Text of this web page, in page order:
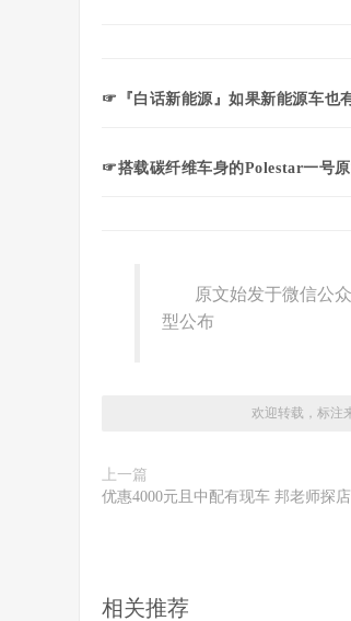
☞『白话新能源』如果新能源车也
☞搭载碳纤维车身的Polestar一号
原文始发于微信公
型公布
欢迎转载，标注
上一篇
优惠4000元且中配有现车 邦老师探
相关推荐